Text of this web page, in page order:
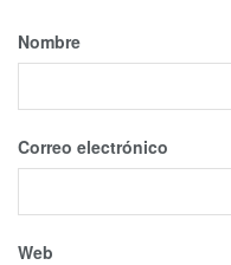
Nombre
Correo electrónico
Web